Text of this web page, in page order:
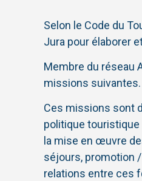
Selon le Code du
Jura pour élaborer
Membre du réseau
missions suivantes.
Ces missions sont
politique
la mise en œuvre
séjours, promotion
relations entre ces